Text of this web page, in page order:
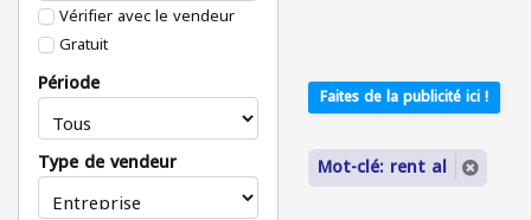
Vérifier avec le vendeur
Gratuit
Période
Type de vendeur
Faites de la publicité ici !
Mot-clé: rent al